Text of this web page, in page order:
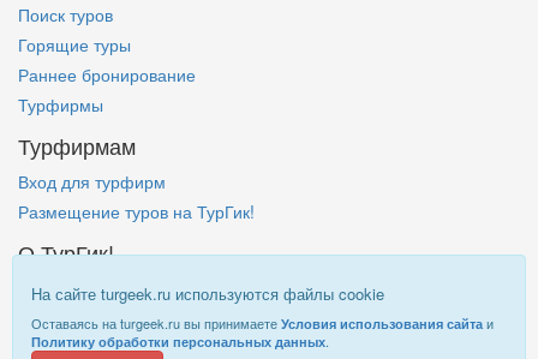
На сайте turgeek.ru используются файлы cookie
Оставаясь на turgeek.ru вы принимаете Условия использования сайта и
Политику обработки персональных данных.
Поиск туров
Горящие туры
Раннее бронирование
Турфирмы
Турфирмам
Вход для турфирм
Размещение туров на ТурГик!
О ТурГик!
Кто такой ТурГик?
Правовая информация